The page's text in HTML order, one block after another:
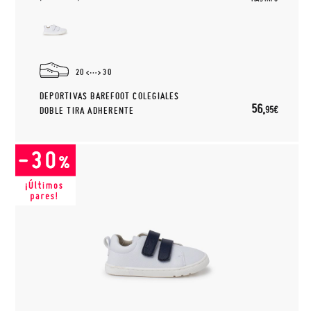
20 30
DEPORTIVAS BAREFOOT COLEGIALES
DOBLE TIRA ADHERENTE
56,95€